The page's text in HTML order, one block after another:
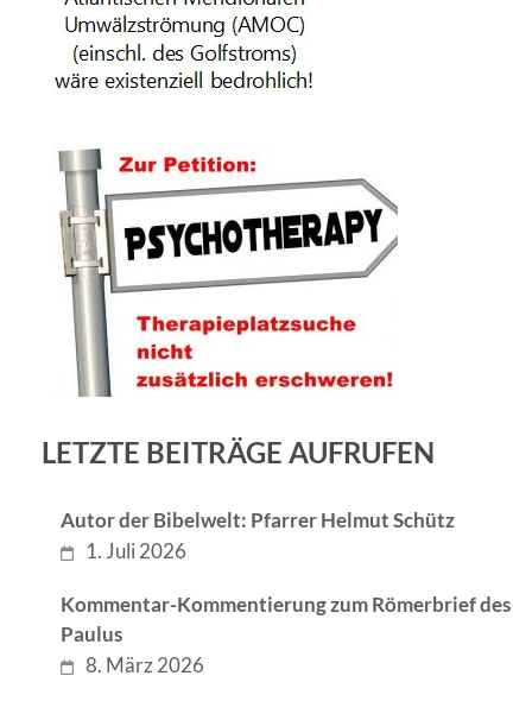
LETZTE BEITRÄGE AUFRUFEN
Autor der Bibelwelt: Pfarrer Helmut Schütz
1. Juli 2026
Kommentar-Kommentierung zum Römerbrief des
Paulus
8. März 2026